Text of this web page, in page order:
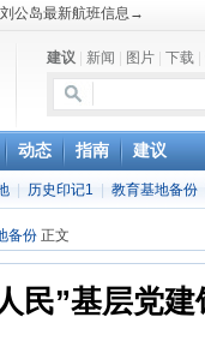
公岛最新航班信息→
建议 新闻 图片 下载
动态 指南 建议
历史印记1 教育基地备份
备份 正文
民”基层党